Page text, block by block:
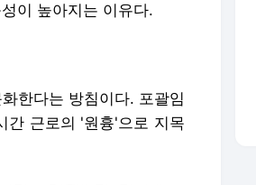
이 높아지는 이유다.
한다는 방침이다. 포괄임
간 근로의 '원흉'으로 지목